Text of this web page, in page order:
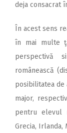
deja consacrat
În acest sens
în mai multe
perspectivă
românească
posibilitatea de
major,
pentru elevul
Grecia, Irlanda,